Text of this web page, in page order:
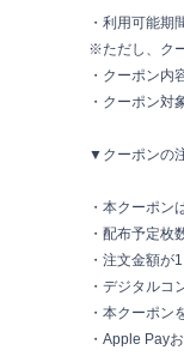
・利用可能期
※ただし、ク
・クーポン内
・クーポン対
▼クーポンの
・本クーポン
・配布予定枚
・注文金額が
・デジタルコ
・本クーポン
・Apple Pay